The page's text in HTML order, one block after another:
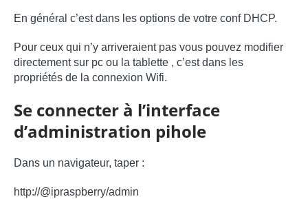
En général c’est dans les options de votre conf DHCP.
Pour ceux qui n’y arriveraient pas vous pouvez modifier
directement sur pc ou la tablette , c’est dans les
propriétés de la connexion Wifi.
Se connecter à l’interface
d’administration pihole
Dans un navigateur, taper :
http://@ipraspberry/admin